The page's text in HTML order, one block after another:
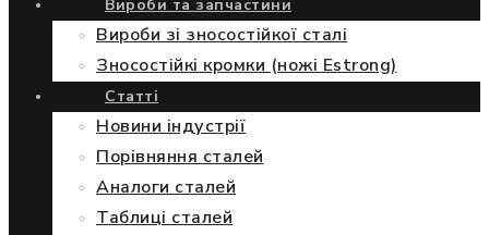
Вироби та запчастини
Вироби зі зносостійкої сталі
Зносостійкі кромки (ножі Estrong)
Статті
Новини індустрії
Порівняння сталей
Аналоги сталей
Таблиці сталей